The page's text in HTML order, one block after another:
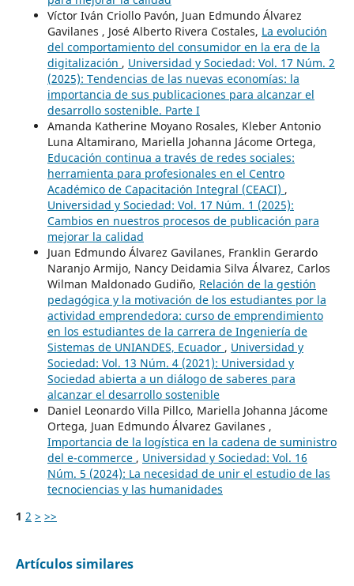
Víctor Iván Criollo Pavón, Juan Edmundo Álvarez
Gavilanes , José Alberto Rivera Costales, La evolución
del comportamiento del consumidor en la era de la
digitalización , Universidad y Sociedad: Vol. 17 Núm. 2
(2025): Tendencias de las nuevas economías: la
importancia de sus publicaciones para alcanzar el
desarrollo sostenible. Parte I
Amanda Katherine Moyano Rosales, Kleber Antonio
Luna Altamirano, Mariella Johanna Jácome Ortega,
Educación continua a través de redes sociales:
herramienta para profesionales en el Centro
Académico de Capacitación Integral (CEACI) ,
Universidad y Sociedad: Vol. 17 Núm. 1 (2025):
Cambios en nuestros procesos de publicación para
mejorar la calidad
Juan Edmundo Álvarez Gavilanes, Franklin Gerardo
Naranjo Armijo, Nancy Deidamia Silva Álvarez, Carlos
Wilman Maldonado Gudiño, Relación de la gestión
pedagógica y la motivación de los estudiantes por la
actividad emprendedora: curso de emprendimiento
en los estudiantes de la carrera de Ingeniería de
Sistemas de UNIANDES, Ecuador , Universidad y
Sociedad: Vol. 13 Núm. 4 (2021): Universidad y
Sociedad abierta a un diálogo de saberes para
alcanzar el desarrollo sostenible
Daniel Leonardo Villa Pillco, Mariella Johanna Jácome
Ortega, Juan Edmundo Álvarez Gavilanes ,
Importancia de la logística en la cadena de suministro
del e-commerce , Universidad y Sociedad: Vol. 16
Núm. 5 (2024): La necesidad de unir el estudio de las
tecnociencias y las humanidades
1 2 > >>
Artículos similares